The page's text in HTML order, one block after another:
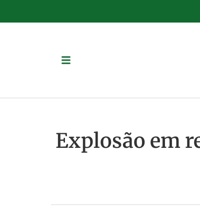
Explosão em